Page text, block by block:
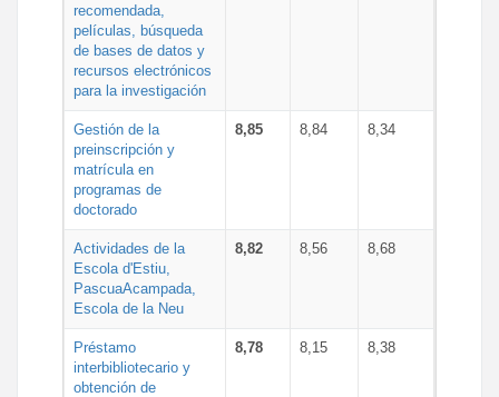
recomendada,
películas, búsqueda
de bases de datos y
recursos electrónicos
para la investigación
Gestión de la
preinscripción y
matrícula en
programas de
doctorado
8,85 8,84 8,34
Actividades de la
Escola d'Estiu,
PascuaAcampada,
Escola de la Neu
8,82 8,56 8,68
Préstamo
interbibliotecario y
obtención de
8,78 8,15 8,38